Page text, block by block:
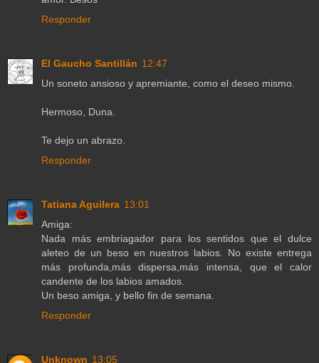
Responder
El Gaucho Santillán 12:47
Un soneto ansioso y apremiante, como el deseo mismo.
Hermoso, Duna.
Te dejo un abrazo.
Responder
Tatiana Aguilera 13:01
Amiga:
Nada más embriagador para los sentidos que el dulce
aleteo de un beso en nuestros labios. No existe entrega
más profunda,más dispersa,más intensa, que el calor
candente de los labios amados.
Un beso amiga, y bello fin de semana.
Responder
Unknown 13:05